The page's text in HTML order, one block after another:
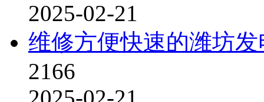
2025-02-21
维修方便快速的潍坊
2166